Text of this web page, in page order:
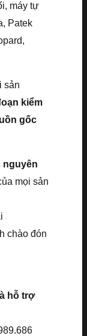
máy tự
Patek
sản
kiểm
gốc
nguyên
mọi sản
chào đón
hỗ trợ